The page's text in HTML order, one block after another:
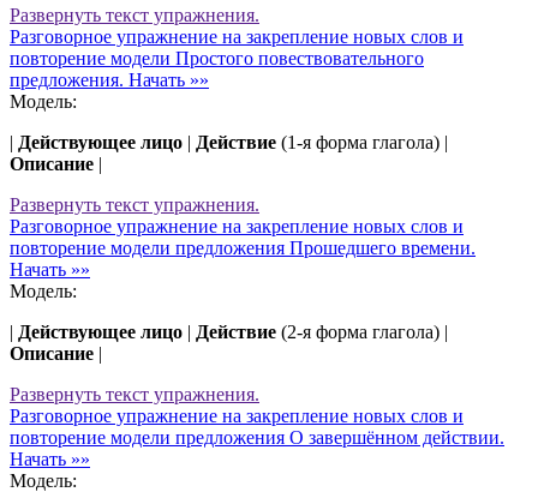
Развернуть текст упражнения.
Разговорное упражнение на закрепление новых слов и
повторение модели Простого повествовательного
предложения. Начать »»
Модель:
| Действующее лицо | Действие (1-я форма глагола) |
Описание |
Развернуть текст упражнения.
Разговорное упражнение на закрепление новых слов и
повторение модели предложения Прошедшего времени.
Начать »»
Модель:
| Действующее лицо | Действие (2-я форма глагола) |
Описание |
Развернуть текст упражнения.
Разговорное упражнение на закрепление новых слов и
повторение модели предложения О завершённом действии.
Начать »»
Модель: